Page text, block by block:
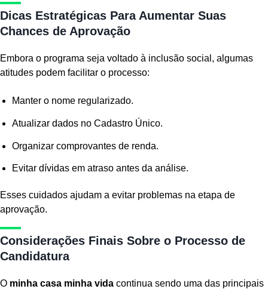
Dicas Estratégicas Para Aumentar Suas
Chances de Aprovação
Embora o programa seja voltado à inclusão social, algumas
atitudes podem facilitar o processo:
Manter o nome regularizado.
Atualizar dados no Cadastro Único.
Organizar comprovantes de renda.
Evitar dívidas em atraso antes da análise.
Esses cuidados ajudam a evitar problemas na etapa de
aprovação.
Considerações Finais Sobre o Processo de
Candidatura
O minha casa minha vida continua sendo uma das principais